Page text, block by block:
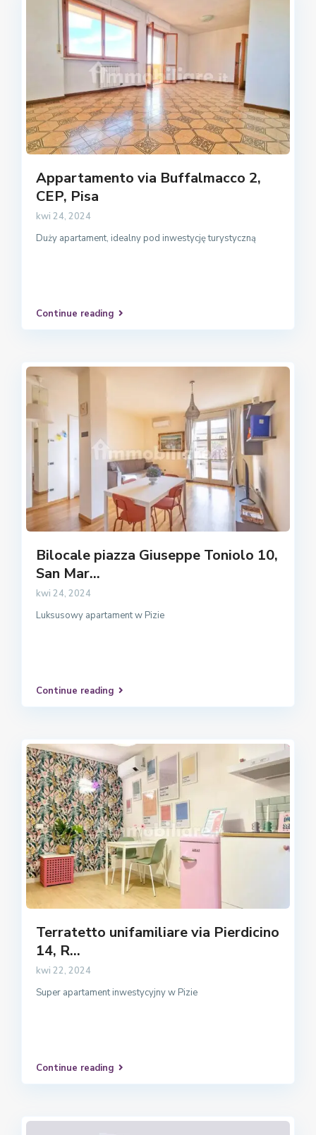
Appartamento via Buffalmacco 2,
CEP, Pisa
kwi 24, 2024
Duży apartament, idealny pod inwestycję turystyczną
Continue reading
Bilocale piazza Giuseppe Toniolo 10,
San Mar...
kwi 24, 2024
Luksusowy apartament w Pizie
Continue reading
Terratetto unifamiliare via Pierdicino
14, R...
kwi 22, 2024
Super apartament inwestycyjny w Pizie
Continue reading